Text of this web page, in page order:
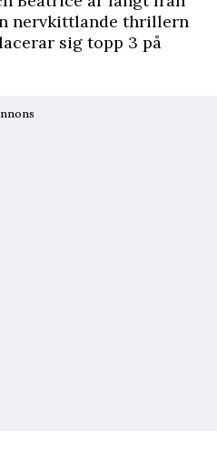
nervkittlande thrillern
sig topp 3 på